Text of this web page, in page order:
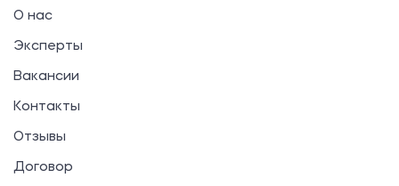
О нас
Эксперты
Вакансии
Контакты
Отзывы
Договор